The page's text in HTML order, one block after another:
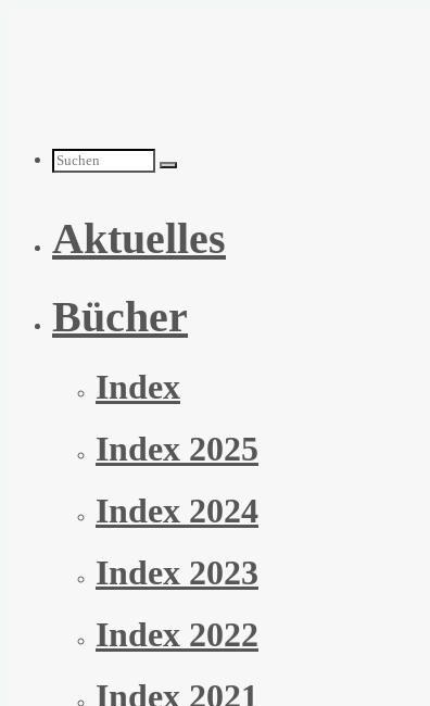
Suchen
nach:
Aktuelles
Bücher
Index
Index 2025
Index 2024
Index 2023
Index 2022
Index 2021